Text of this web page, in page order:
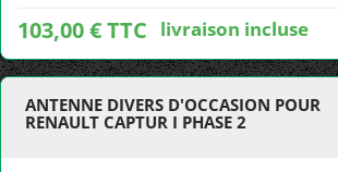
103,00 € TTC livraison incluse
ANTENNE DIVERS D'OCCASION POUR
RENAULT CAPTUR I PHASE 2